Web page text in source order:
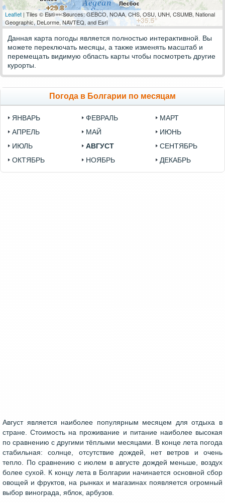
Leaflet | Tiles © Esri — Sources: GEBCO, NOAA, CHS, OSU, UNH, CSUMB, National
Geographic, DeLorme, NAVTEQ, and Esri
Данная карта погоды является полностью интерактивной. Вы
можете переключать месяцы, а также изменять масштаб и
перемещать видимую область карты чтобы посмотреть другие
курорты.
Погода в Болгарии по месяцам
ЯНВАРЬ ФЕВРАЛЬ
МАРТ
АПРЕЛЬ
МАЙ
ИЮНЬ
ИЮЛЬ
АВГУСТ
СЕНТЯБРЬ
ОКТЯБРЬ
НОЯБРЬ ДЕКАБРЬ
Август является наиболее популярным месяцем для отдыха в
стране. Стоимость на проживание и питание наиболее высокая
по сравнению с другими тёплыми месяцами. В конце лета погода
стабильная: солнце, отсутствие дождей, нет ветров и очень
тепло. По сравнению с июлем в августе дождей меньше, воздух
более сухой. К концу лета в Болгарии начинается основной сбор
овощей и фруктов, на рынках и магазинах появляется огромный
выбор винограда, яблок, арбузов.